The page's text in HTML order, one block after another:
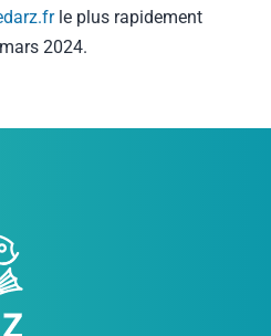
le plus rapidement
2024.